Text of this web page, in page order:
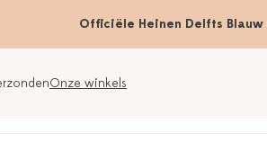
Officiële Heinen Delfts Blauw
Onze winkels